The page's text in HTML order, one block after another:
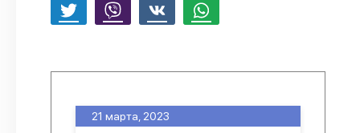
21 марта, 2023